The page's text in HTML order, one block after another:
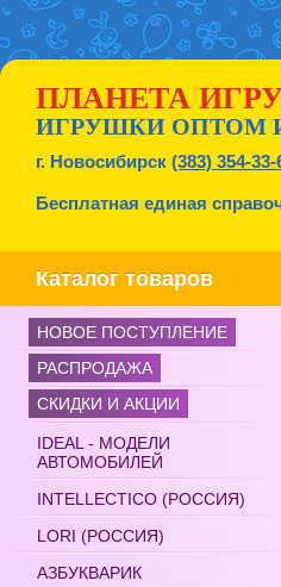
ПЛАНЕТА
ИГРУШКИ ОПТОМ
г. Новосибирск (383) 354-33-
Бесплатная единая
Каталог товаров
НОВОЕ ПОСТУПЛЕНИЕ
РАСПРОДАЖА
СКИДКИ И АКЦИИ
IDEAL - МОДЕЛИ
АВТОМОБИЛЕЙ
INTELLECTICO (РОССИЯ)
LORI (РОССИЯ)
АЗБУКВАРИК